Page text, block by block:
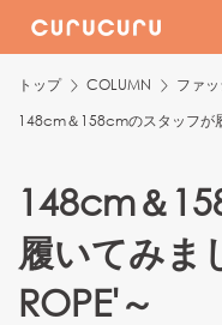
トップ COLUMN
ファ
148cm＆158cmのスタッフが
148cm＆
履いてみま
ROPE'～